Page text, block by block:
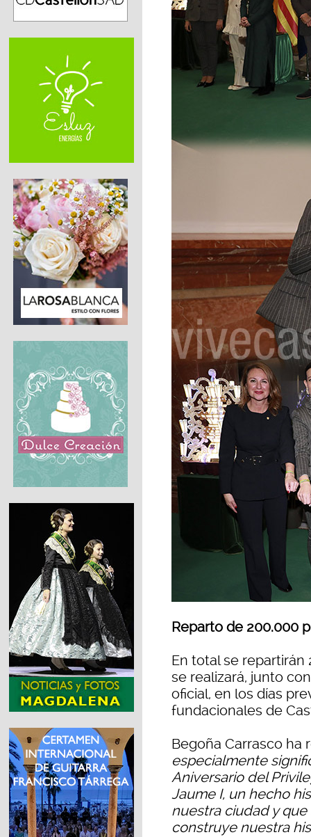
Reparto de 200.000
En total se repartirán
se realizará, junto
oficial, en los días
fundacionales de
Begoña Carrasco ha
especialmente
Aniversario del
Jaume I, un hecho
nuestra ciudad y
construye nuestra